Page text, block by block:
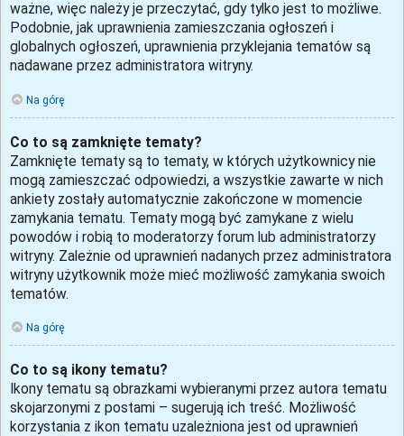
ważne, więc należy je przeczytać, gdy tylko jest to możliwe.
Podobnie, jak uprawnienia zamieszczania ogłoszeń i
globalnych ogłoszeń, uprawnienia przyklejania tematów są
nadawane przez administratora witryny.
Na górę
Co to są zamknięte tematy?
Zamknięte tematy są to tematy, w których użytkownicy nie
mogą zamieszczać odpowiedzi, a wszystkie zawarte w nich
ankiety zostały automatycznie zakończone w momencie
zamykania tematu. Tematy mogą być zamykane z wielu
powodów i robią to moderatorzy forum lub administratorzy
witryny. Zależnie od uprawnień nadanych przez administratora
witryny użytkownik może mieć możliwość zamykania swoich
tematów.
Na górę
Co to są ikony tematu?
Ikony tematu są obrazkami wybieranymi przez autora tematu
skojarzonymi z postami – sugerują ich treść. Możliwość
korzystania z ikon tematu uzależniona jest od uprawnień